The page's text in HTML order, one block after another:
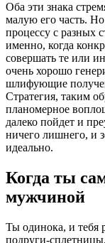
Оба эти знака
малую его часть.
процессу с разных
именно, когда
совершать те или
очень хорошо
шлифующие
Стратегия, таким
планомерное
далеко пойдет и
ничего лишнего, и
идеально.
Когда ты
мужчиной
Ты одинока, и тебя
подруги-